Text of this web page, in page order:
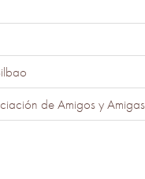
de Amigos y